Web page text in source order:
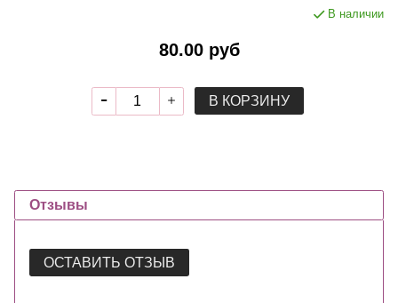
В наличии
80.00 руб
В КОРЗИНУ
Отзывы
ОСТАВИТЬ ОТЗЫВ